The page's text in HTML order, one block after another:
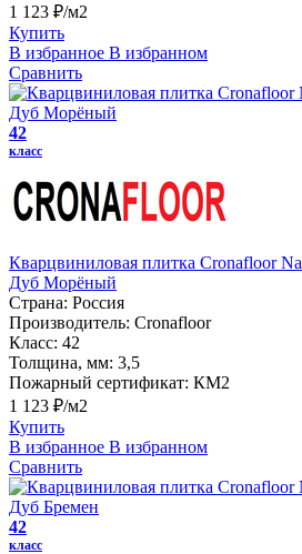
1 123 ₽/м2
Купить
В избранное В избранном
Сравнить
42
класс
Кварцвиниловая плитка Cronafloor
Дуб Морёный
Страна: Россия
Производитель: Cronafloor
Класс: 42
Толщина, мм: 3,5
Пожарный сертификат: КМ2
1 123 ₽/м2
Купить
В избранное В избранном
Сравнить
42
класс